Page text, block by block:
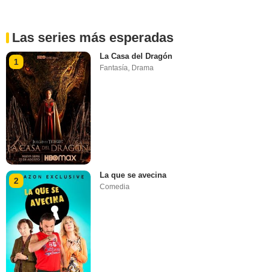
Las series más esperadas
1
La Casa del Dragón
Fantasía, Drama
2
La que se avecina
Comedia